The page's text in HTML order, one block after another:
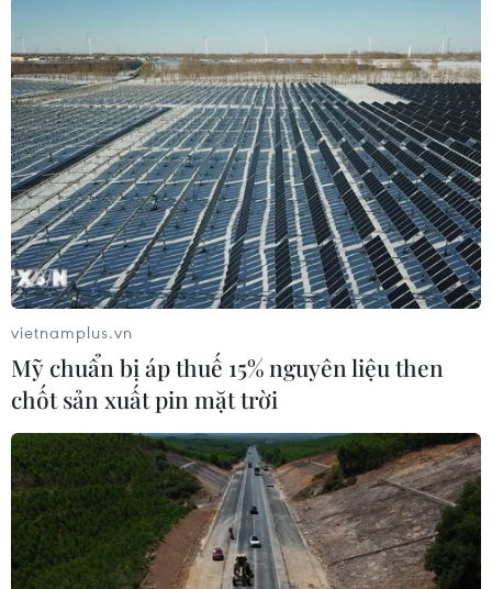
TIN CÙNG CHUYÊN MỤC
Công an Lào Cai kịp thời cứu nạn, hỗ
trợ người dân trong tình huống khẩn
cấp
05/08/2026 10:10
vietnamplus.vn
Mỹ chuẩn bị áp thuế 15% nguyên liệu then
chốt sản xuất pin mặt trời